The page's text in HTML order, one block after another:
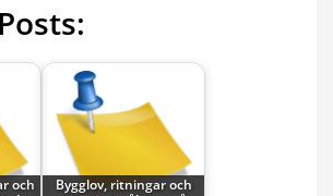
och
Bygglov, ritningar och